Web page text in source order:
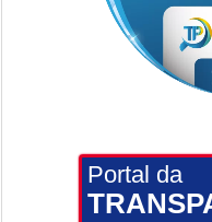
Portal da